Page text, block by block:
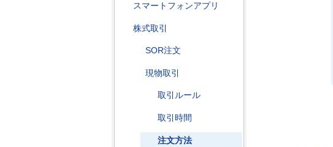
スマートフォンアプリ
株式取引
SOR注文
現物取引
取引ルール
取引時間
注文方法